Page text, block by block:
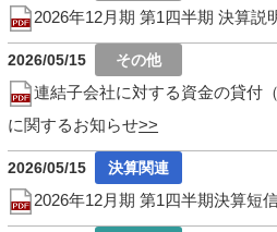
2026年12月期 第1四半期 決算説
2026/05/15
連結子会社に対する資金の貸付
に関するお知らせ
2026/05/15
2026年12月期 第1四半期決算短